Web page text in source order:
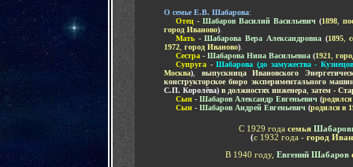
О семье Е.В. Шабарова:
Отец - Шабаров Василий Васильевич (1898,
город Иваново)
Мать -Шабарова Вера Александровна (1895,
1972 город Иваново)
Сестра - Шабарова Нина Васильевна (1921
Супруга -Шабарова (до замужества -
Москва)
выпускница Ивановского
конструкторское бюро экспериментального
С.П. Королёва) в должностях инженера затем -
Сын - Шабаров Александр Евгеньевич (родился
Сын - Шабаров Андрей Евгеньевич (родился в
С 1929 года семья
(с 1932 года - город
В 1940 году, Евгений Шабаров